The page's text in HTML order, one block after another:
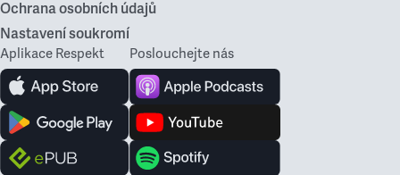
Ochrana osobních údajů
Nastavení soukromí
Aplikace Respekt Poslouchejte nás